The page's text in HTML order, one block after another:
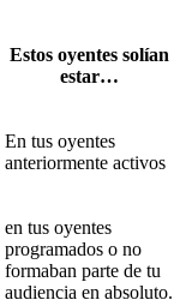
Estos oyentes solían
estar…
En tus oyentes
anteriormente activos
en tus oyentes
programados o no
formaban parte de tu
audiencia en absoluto.